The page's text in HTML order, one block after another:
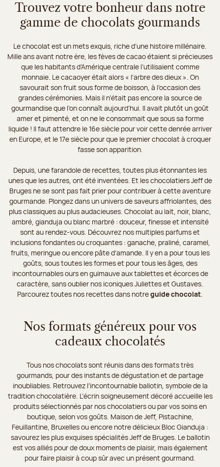
Trouvez votre bonheur dans notre
gamme de chocolats gourmands
Le chocolat est un mets exquis, riche d’une histoire millénaire.
Mille ans avant notre ère, les fèves de cacao étaient si précieuses
que les habitants d’Amérique centrale l’utilisaient comme
monnaie. Le cacaoyer était alors « l’arbre des dieux ». On
savourait son fruit sous forme de boisson, à l’occasion des
grandes cérémonies. Mais il n’était pas encore la source de
gourmandise que l’on connaît aujourd’hui. Il avait plutôt un goût
amer et pimenté, et on ne le consommait que sous sa forme
liquide ! Il faut attendre le 16e siècle pour voir cette denrée arriver
en Europe, et le 17e siècle pour que le premier chocolat à croquer
fasse son apparition.
Depuis, une farandole de recettes, toutes plus étonnantes les
unes que les autres, ont été inventées. Et les chocolatiers Jeff de
Bruges ne se sont pas fait prier pour contribuer à cette aventure
gourmande. Plongez dans un univers de saveurs affriolantes, des
plus classiques au plus audacieuses. Chocolat au lait, noir, blanc,
ambré, gianduja ou blanc marbré : douceur, finesse et intensité
sont au rendez-vous. Découvrez nos multiples parfums et
inclusions fondantes ou croquantes : ganache, praliné, caramel,
fruits, meringue ou encore pâte d’amande. Il y en a pour tous les
goûts, sous toutes les formes et pour tous les âges, des
incontournables ours en guimauve aux tablettes et écorces de
caractère, sans oublier nos iconiques Juliettes et Gustaves.
Parcourez toutes nos recettes dans notreguide chocolat
Nos formats généreux pour vos
cadeaux chocolatés
Tous nos chocolats sont réunis dans des formats très
gourmands, pour des instants de dégustation et de partage
inoubliables. Retrouvez l’incontournable ballotin, symbole de la
tradition chocolatière. L’écrin soigneusement décoré accueille les
produits sélectionnés par nos chocolatiers ou par vos soins en
boutique, selon vos goûts. Maison de Jeff, Pistachine,
Feuillantine, Bruxelles ou encore notre délicieux Bloc Gianduja :
savourez les plus exquises spécialités Jeff de Bruges. Le ballotin
est vos alliés pour de doux moments de plaisir, mais également
pour faire plaisir à coup sûr avec un présent gourmand.